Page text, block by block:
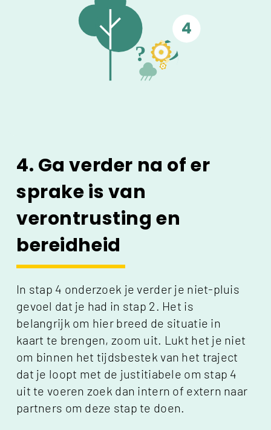
4. Ga verder na of er
sprake is van
verontrusting en
bereidheid
In stap 4 onderzoek je verder je niet-pluis
gevoel dat je had in stap 2. Het is
belangrijk om hier breed de situatie in
kaart te brengen, zoom uit. Lukt het je niet
om binnen het tijdsbestek van het traject
dat je loopt met de justitiabele om stap 4
uit te voeren zoek dan intern of extern naar
partners om deze stap te doen.